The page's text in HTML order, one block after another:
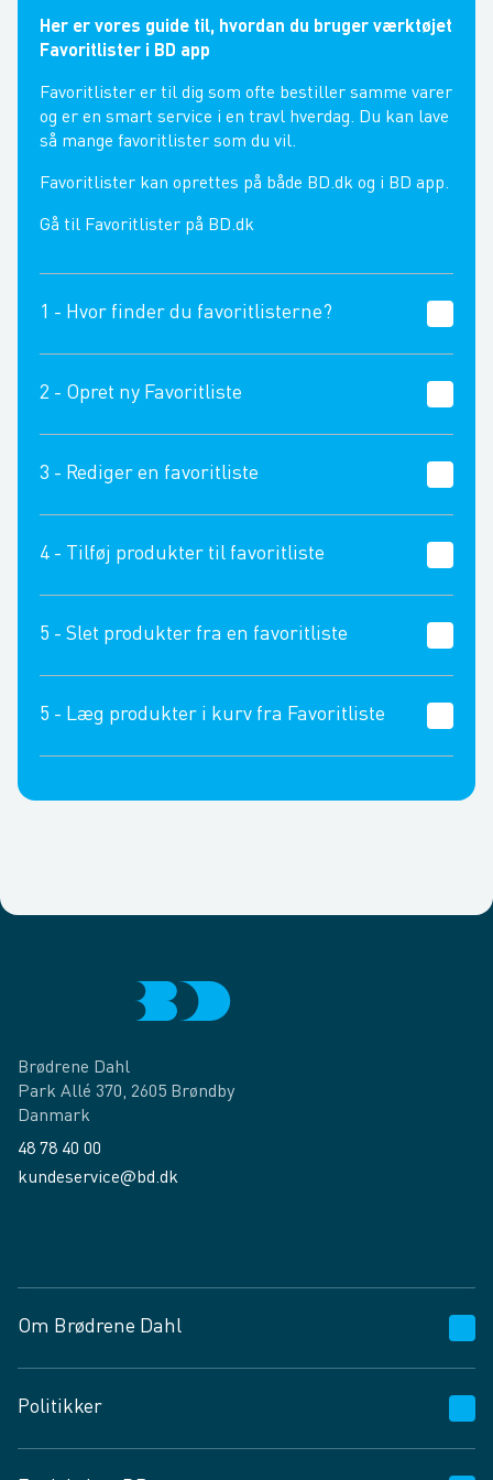
Her er vores guide til, hvordan du bruger værktøjet
Favoritlister i BD app
Favoritlister er til dig som ofte bestiller samme varer
og er en smart service i en travl hverdag. Du kan lave
så mange favoritlister som du vil.
Favoritlister kan oprettes på både BD.dk og i BD app.
Gå til Favoritlister på BD.dk
1 - Hvor finder du favoritlisterne?
2 - Opret ny Favoritliste
3 - Rediger en favoritliste
4 - Tilføj produkter til favoritliste
5 - Slet produkter fra en favoritliste
Tap på Rediger
5 - Læg produkter i kurv fra Favoritliste
Brødrene Dahl
Park Allé 370, 2605 Brøndby
Danmark
48 78 40 00
kundeservice@bd.dk
Om Brødrene Dahl
Vagttelefon 30 10 89 89
Spørgsmål og svar
Politikker